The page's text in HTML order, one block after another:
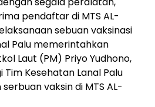
pendaftar di MTS AL-
sebuan vaksinasi
Palu memerintahkan
Laut (PM) Priyo Yudhono,
Tim Kesehatan Lanal Palu
vaksin di MTS AL-